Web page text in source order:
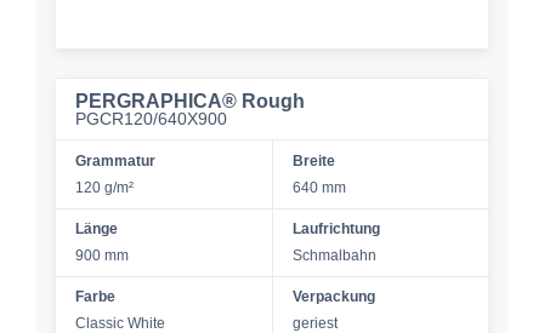
PERGRAPHICA® Rough
PGCR120/640X900
Grammatur
120 g/m²
Breite
640 mm
Länge
900 mm
Laufrichtung
Schmalbahn
Farbe
Classic White
Verpackung
geriest